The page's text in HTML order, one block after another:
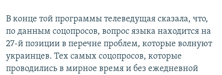
В конце той программы телеведущая сказала, что,
по данным соцопросов, вопрос языка находится на
27-й позиции в перечне проблем, которые волнуют
украинцев. Тех самых соцопросов, которые
проводились в мирное время и без ежедневной